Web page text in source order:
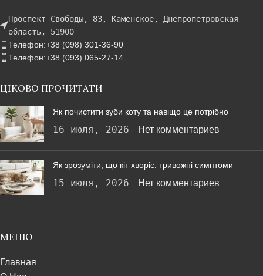
Проспект Свободы, 83, Каменское, Днепропетровская
область, 51900
Телефон:+38 (098) 301-36-90
Телефон:+38 (093) 065-27-14
ЦІКОВО ПРОЧИТАТИ
Як почистити зуби коту та навіщо це потрібно
16 июля, 2026 Нет комментариев
Як зрозуміти, що кіт хворіє: тривожні симптоми
15 июля, 2026 Нет комментариев
МЕНЮ
Главная